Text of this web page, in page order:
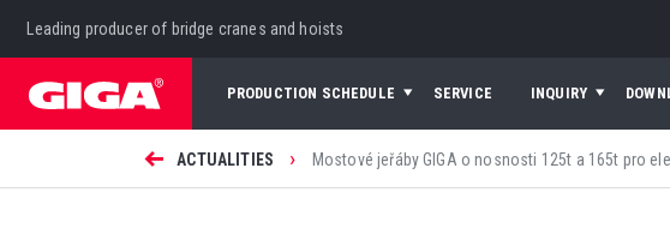
Leading producer of bridge cranes and hoists
PRODUCTION SCHEDULE SERVICE INQUIRY
ACTUALITIES › Mostové jeřáby GIGA o nosnosti 125t a 165t pro